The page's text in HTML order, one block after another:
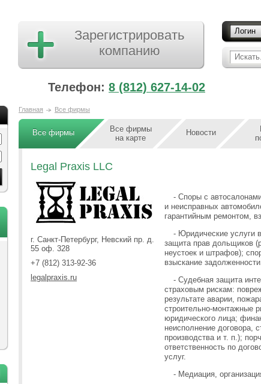
Логин
Зарегистрировать
компанию
Телефон: 8 (812) 627-14-02
Главная Все фирмы
Все фирмы
Все фирмы
на карте
Новости
Legal Praxis LLC
г. Санкт-Петербург, Невский пр. д.
55 оф. 328
+7 (812) 313-92-36
legalpraxis.ru
- Споры с
и неисправных
гарантийным ремонтом,
- Юридические услуги
защита прав дольщиков
неустоек и штрафов);
взыскание
- Судебная защита
страховым рискам:
результате аварии,
строительно-монтажные
юридического лица;
неисполнение договора,
производства и т. п.);
ответственность по
услуг.
- Медиация,